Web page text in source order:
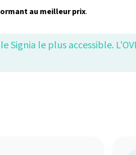
au meilleur prix.
Signia le plus accessible.